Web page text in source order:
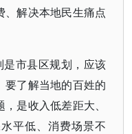
解决本地民生痛点
是市县区规划，应该
了解当地的百姓的
是收入低差距大、
平低、消费场景不